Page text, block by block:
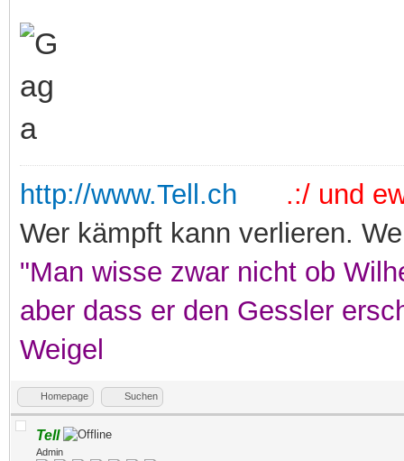
http://www.Tell.ch
.:/ und
Wer kämpft kann verlieren.
"Man wisse zwar nicht ob
aber dass er den Gessler
Weigel
Homepage Suchen
Tell
Admin